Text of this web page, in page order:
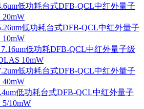
低功耗台式DFB-QCL中红外量子
低功耗台式DFB-QCL中红外量子
低功耗DFB-QCL中红外量子级
10mW
低功耗台式DFB-QCL中红外量子
低功耗台式DFB-QCL中红外量子
10mW